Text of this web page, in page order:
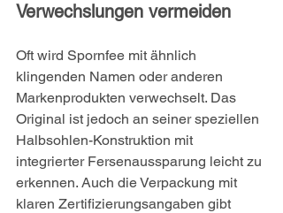
Verwechslungen vermeiden
Oft wird Spornfee mit ähnlich
klingenden Namen oder anderen
Markenprodukten verwechselt. Das
Original ist jedoch an seiner speziellen
Halbsohlen-Konstruktion mit
integrierter Fersenaussparung leicht zu
erkennen. Auch die Verpackung mit
klaren Zertifizierungsangaben gibt